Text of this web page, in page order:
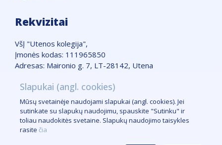
Rekvizitai
VšĮ "Utenos kolegija",
Įmonės kodas: 111965850
Adresas: Maironio g. 7, LT-28142, Utena
Žemėlapis
Slapukų taisyklės
Logotipas
Kontaktai žiniasklaidai
Slapukai (angl. cookies)
Mūsų svetainėje naudojami slapukai (angl. cookies). Jei
sutinkate su slapukų naudojimu, spauskite "Sutinku" ir
toliau naudokitės svetaine. Slapukų naudojimo taisykles
rasite čia